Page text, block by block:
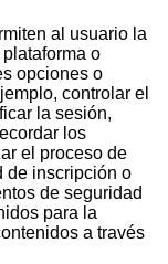
al usuario la
o
opciones o
controlar el
la sesión,
los
el proceso de
de inscripción o
de seguridad
para la
a través